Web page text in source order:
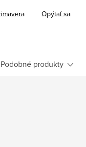
Opýtať sa
Podobné produkty